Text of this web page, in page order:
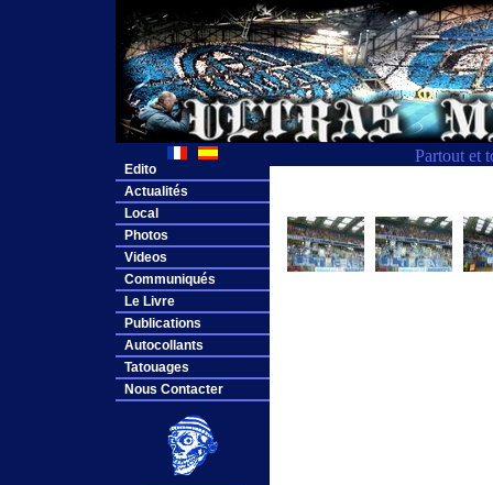
Partout et
Edito
Actualités
Local
Photos
Videos
Communiqués
Le Livre
Publications
Autocollants
Tatouages
Nous Contacter